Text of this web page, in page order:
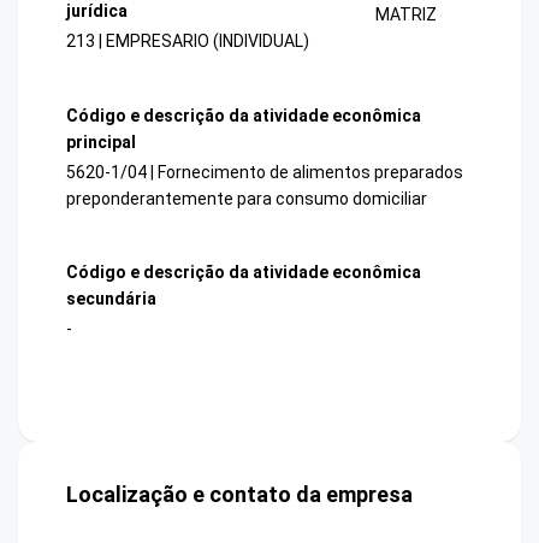
jurídica
213 | EMPRESARIO (INDIVIDUAL)
MATRIZ
Código e descrição da atividade econômica
principal
5620-1/04 | Fornecimento de alimentos preparados
preponderantemente para consumo domiciliar
Código e descrição da atividade econômica
secundária
-
Localização e contato da empresa